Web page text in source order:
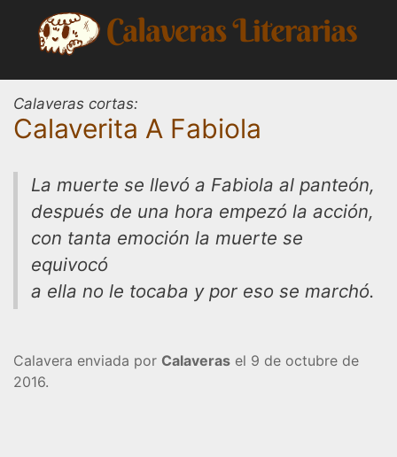
contenido
Calaveras cortas:
Calaverita A Fabiola
La muerte se llevó a Fabiola al panteón,
después de una hora empezó la acción,
con tanta emoción la muerte se
equivocó
a ella no le tocaba y por eso se marchó.
Calavera enviada por Calaveras el 9 de octubre de
2016.